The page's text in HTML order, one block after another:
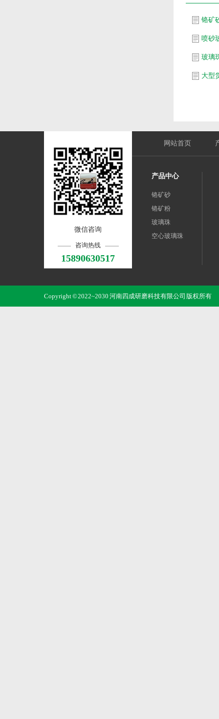
铬矿
喷砂
玻璃
微信咨询
咨询热线
15890630517
网站首页
产品中心
铬矿砂
铬矿粉
玻璃珠
空心玻璃珠
Copyright © 2022~2030 河南四成研磨科技有限公司 版权所